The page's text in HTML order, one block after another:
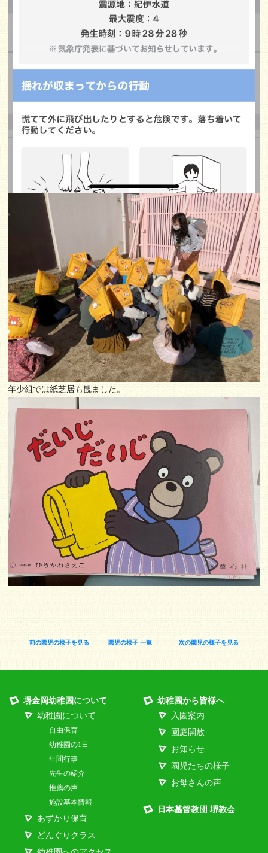
年少組では紙芝居も観ました。
前の園児の様子を見る 園児の様子 一覧 次の園児の様子を見る
堺金岡幼稚園について
幼稚園について
自由保育
幼稚園の1日
年間行事
先生の紹介
推薦の声
施設基本情報
あずかり保育
どんぐりクラス
幼稚園から皆様へ
入園案内
園庭開放
お知らせ
園児たちの様子
お母さんの声
日本基督教団 堺教会